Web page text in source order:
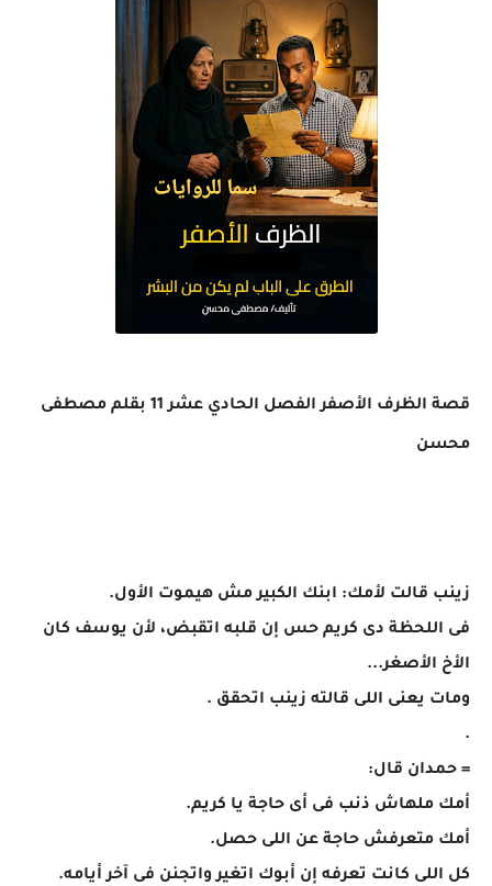
قصة الظرف الأصفر الفصل الحادي عشر 11 بقلم مصطفى
محسن
زينب قالت لأمك: ابنك الكبير مش هيموت الأول.
فى اللحظة دى كريم حس إن قلبه اتقبض، لأن يوسف كان
الأخ الأصغر...
ومات يعنى اللى قالته زينب اتحقق .
.
= حمدان قال:
أمك ملهاش ذنب فى أى حاجة يا كريم.
أمك متعرفش حاجة عن اللى حصل.
كل اللى كانت تعرفه إن أبوك اتغير واتجنن فى آخر أيامه.